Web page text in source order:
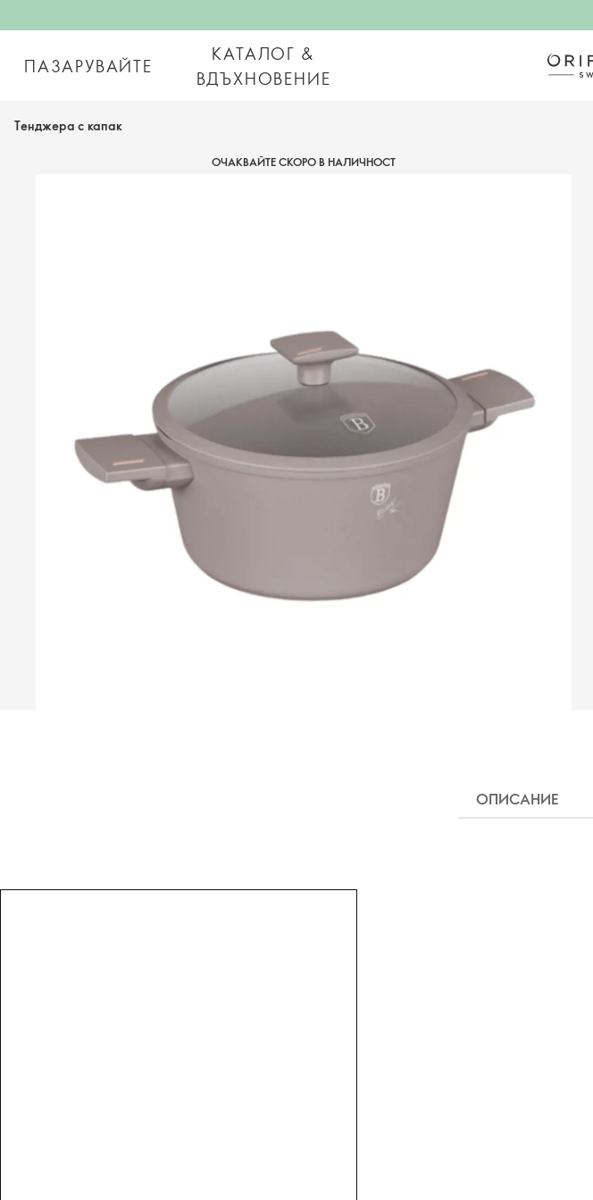
ПАЗАРУВАЙТЕ
КАТАЛОГ &
ВДЪХНОВЕНИЕ
Тенджера с капак
ОЧАКВАЙТЕ СКОРО В НАЛИЧНОСТ
ОПИСАНИЕ